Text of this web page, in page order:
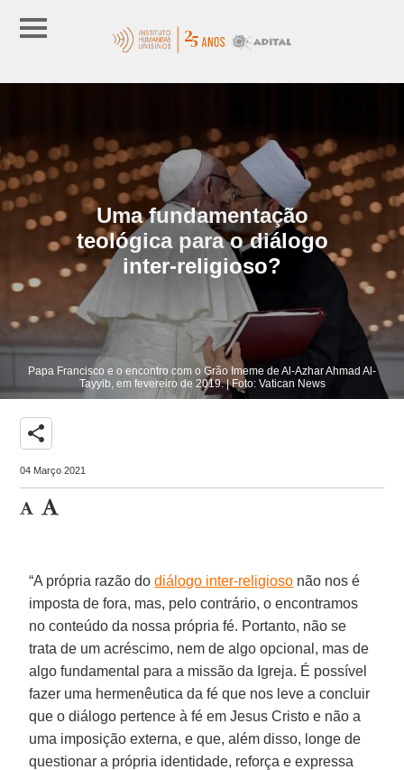
Uma fundamentação
teológica para o diálogo
inter-religioso?
Papa Francisco e o encontro com o Grão Imeme de Al-Azhar Ahmad Al-
Tayyib, em fevereiro de 2019. | Foto: Vatican News
share
04 Março 2021
“A própria razão dodiálogo inter-religioso não nos é
imposta de fora, mas, pelo contrário, o encontramos
no conteúdo da nossa própria fé. Portanto, não se
trata de um acréscimo, nem de algo opcional, mas de
algo fundamental para a missão da Igreja. É possível
fazer uma hermenêutica da fé que nos leve a concluir
que o diálogo pertence à fé em Jesus Cristo e não a
uma imposição externa, e que, além disso, longe de
questionar a própria identidade, reforça e expressa